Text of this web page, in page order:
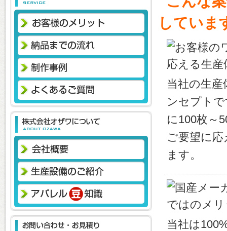
当社の生
ンセプト
に100枚～
ご要望に
ます。
当社は